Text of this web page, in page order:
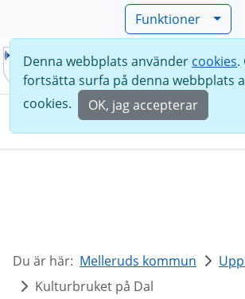
Funktioner
Denna webbplats använder cookies.
fortsätta surfa på denna webbplats
cookies.
OK, jag accepterar
Du är här: Melleruds kommun
Kulturbruket på Dal